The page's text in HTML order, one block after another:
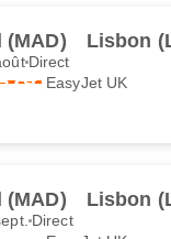
(MAD) Lisbon
Direct
EasyJet UK
(MAD) Lisbon
Direct